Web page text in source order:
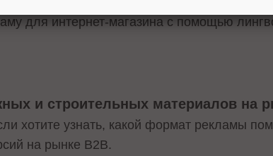
для интернет-магазина с помощью
и строительных материалов на
хотите узнать, какой формат рекламы
на рынке B2B.